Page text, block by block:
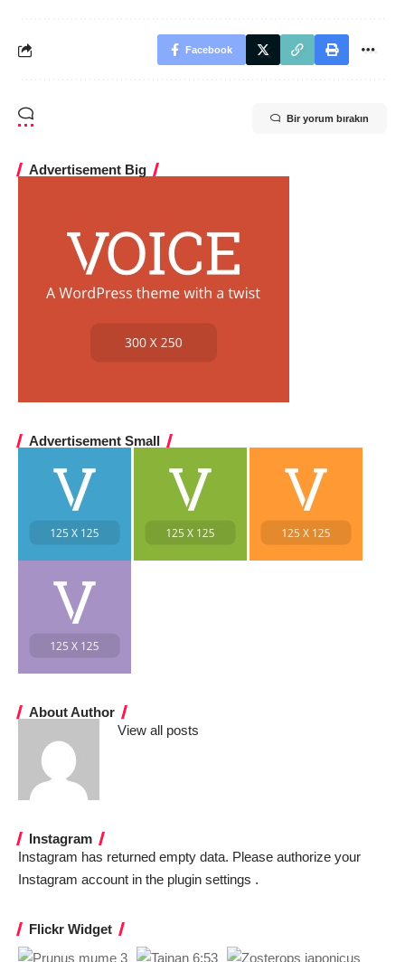
Facebook
Bir yorum bırakın
Advertisement Big
Advertisement Small
About Author
View all posts
Instagram
Instagram has returned empty data. Please authorize your
Instagram account in the plugin settings .
Flickr Widget